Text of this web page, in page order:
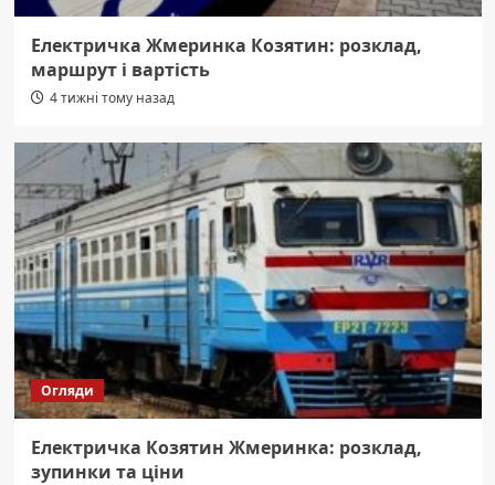
Електричка Жмеринка Козятин: розклад,
маршрут і вартість
4 тижні тому назад
Огляди
Електричка Козятин Жмеринка: розклад,
зупинки та ціни